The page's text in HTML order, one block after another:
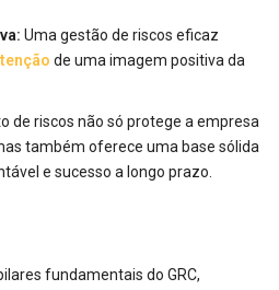
Uma gestão de riscos eficaz
de uma imagem positiva da
de riscos não só protege a empresa
também oferece uma base sólida
e sucesso a longo prazo.
fundamentais do GRC,